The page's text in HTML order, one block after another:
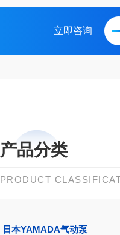
立即咨询
产品分类
PRODUCT
日本YAMADA气动泵